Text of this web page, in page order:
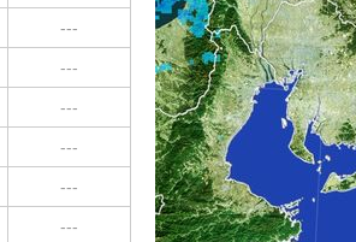
---
---
---
---
---
---